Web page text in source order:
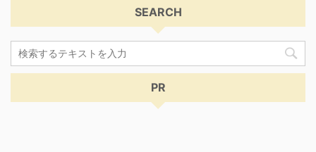
SEARCH
PR